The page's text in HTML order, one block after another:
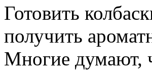
Готовить
получить
Многие думают,